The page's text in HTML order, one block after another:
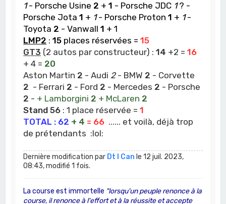
1- Porsche Usine 2 +1 - Porsche JDC 1? -
Porsche Jota1 + 1- Porsche Proton1 + 1-
Toyota 2 - Vanwall1 + 1
LMP2 :15 places réservées =15
GT3 (2 autos par constructeur) :14 +2 =16
+ 4 = 20
Aston Martin 2 - Audi 2- BMW 2 - Corvette
2 - Ferrari 2 - Ford 2 - Mercedes 2 - Porsche
2 - + Lamborgini 2 + McLaren 2
Stand 56 : 1 place réservée =1
TOTAL : 62 + 4 = 66 ...... et voilà, déjà trop
de prétendants :lol:
Dernière modification par Dt I Can le 12 juil. 2023,
08:43, modifié 1 fois.
La course est immortelle "lorsqu'un peuple renonce à la
course, il renonce à l'effort et à la réussite et accepte